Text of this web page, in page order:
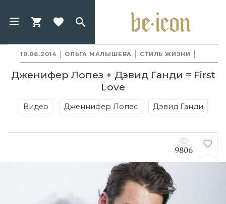
10.06.2014 ОЛЬГА МАЛЫШЕВА СТИЛЬ ЖИЗНИ
Дженифер Лопез + Дэвид Ганди = First
Love
Видео Дженнифер Лопес Дэвид Ганди
9806